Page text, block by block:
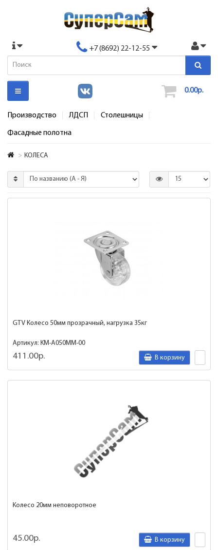
+7 (8692) 22-12-55
0.00р.
Производство ЛДСП Столешницы
Фасадные полотна
КОЛЕСА
GTV Колесо 50мм прозрачный, нагрузка 35кг
Артикул: KM-A050MM-00
411.00р. В корзину
Колесо 20мм неповоротное
45.00р. В корзину